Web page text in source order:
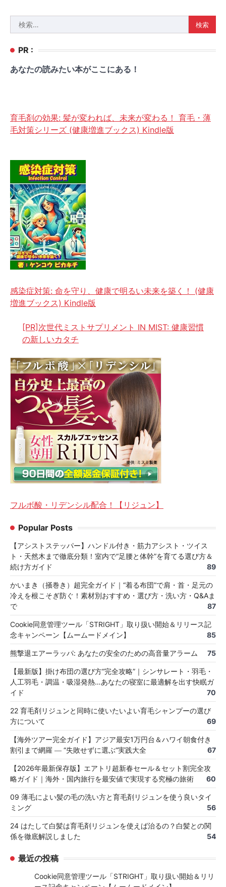
索:
PR :
あなたの読みたい本がここにある！
育毛剤の効果: 髪が変われば、未来が変わる！ 育毛・薄
毛対策シリーズ (健康増進ブックス) Kindle版
感染症対策: 命を守り、健康で明るい未来を築く！ (健康
増進ブックス) Kindle版
[PR]次世代ミストサプリメント IN MIST: 健康習慣
の新しいカタチ
フルボ酸・リデンシル配合！【リジュン】
Popular Posts
【アシストステッパー】ハンドル付き・筋力アシスト・ツイス
ト・天然木まで徹底分類！室内で“足腰と体幹”を育てる選び方＆
続け方ガイド
89
かいまき（掻巻き）超完全ガイド｜“着る布団”で肩・首・足元の
冷えを根こそぎ防ぐ！素材別おすすめ・選び方・洗い方・Q&Aま
で
87
Cookie同意管理ツール「STRIGHT」取り扱い開始＆リリース記
念キャンペーン【ムームードメイン】
85
熊撃退エアーラッパ: あなたの安全のための高音量アラーム 75
【最新版】掛け布団の選び方“完全攻略”｜シンサレート・羽毛・
人工羽毛・調温・吸湿発熱…あなたの寝室に最適解を出す快眠ガ
イド
70
22 育毛剤リジュンと同時に使いたいよい育毛シャンプーの選び
方について
69
【海外ツアー完全ガイド】アジア最安1万円台＆ハワイ朝食付き
割引まで網羅 ― “失敗せずに選ぶ”実践大全
67
【2026年最新保存版】エアトリ超新春セール＆セット割完全攻
略ガイド｜海外・国内旅行を最安値で実現する究極の旅術
60
09 薄毛によい髪の毛の洗い方と育毛剤リジュンを使う良いタイ
ミング
56
24 はたして白髪は育毛剤リジュンを使えば治るの？白髪との関
係を徹底解説しました
54
最近の投稿
Cookie同意管理ツール「STRIGHT」取り扱い開始＆リリ